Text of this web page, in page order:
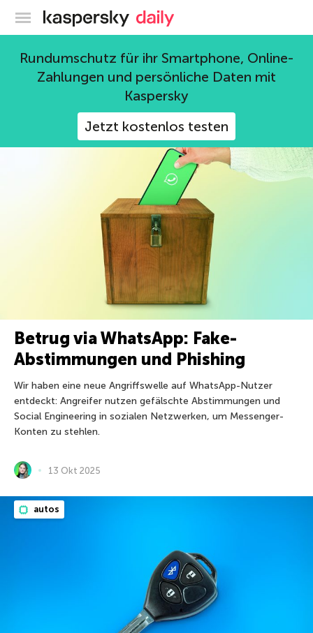
Offizieller Blog von Kaspersky
Rundumschutz für ihr Smartphone, Online-
Zahlungen und persönliche Daten mit
Kaspersky
Jetzt kostenlos testen
Bedrohungen
Betrug via WhatsApp: Fake-
Abstimmungen und Phishing
Wir haben eine neue Angriffswelle auf WhatsApp-Nutzer
entdeckt: Angreifer nutzen gefälschte Abstimmungen und
Social Engineering in sozialen Netzwerken, um Messenger-
Konten zu stehlen.
13 Okt 2025
autos